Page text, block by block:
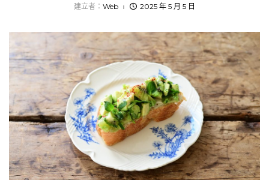
建立者： Web 2025 年 5 月 5 日